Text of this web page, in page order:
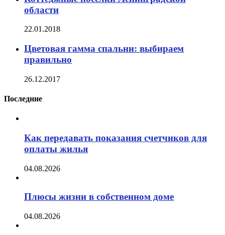
области
22.01.2018
Цветовая гамма спальни: выбираем
правильно
26.12.2017
Последние
Как передавать показания счетчиков для
оплаты жилья
04.08.2026
Плюсы жизни в собственном доме
04.08.2026